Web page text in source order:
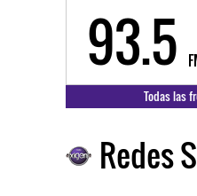
93.5
Todas las
Redes